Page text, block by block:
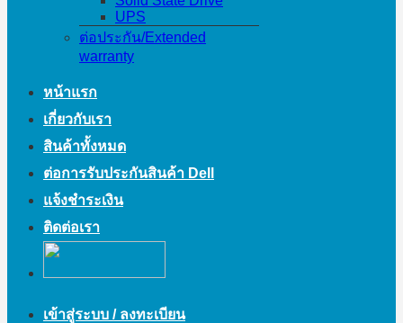
UPS
ต่อประกัน/Extended
warranty
หน้าแรก
เกี่ยวกับเรา
สินค้าทั้งหมด
ต่อการรับประกันสินค้า Dell
แจ้งชำระเงิน
ติดต่อเรา
เข้าสู่ระบบ / ลงทะเบียน